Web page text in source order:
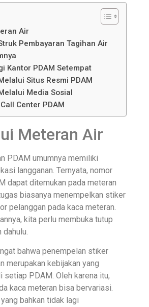
Air
Pembayaran Tagihan Air
Kantor PDAM Setempat
Situs Resmi PDAM
Media Sosial
Center PDAM
Meteran Air
PDAM umumnya memiliki
langganan. Ternyata, nomor
dapat ditemukan pada meteran
biasanya menempelkan stiker
pelanggan pada kaca meteran.
kita perlu membuka tutup
bahwa penempelan stiker
merupakan kebijakan yang
setiap PDAM. Oleh karena itu,
kaca meteran bisa bervariasi.
bahkan tidak lagi